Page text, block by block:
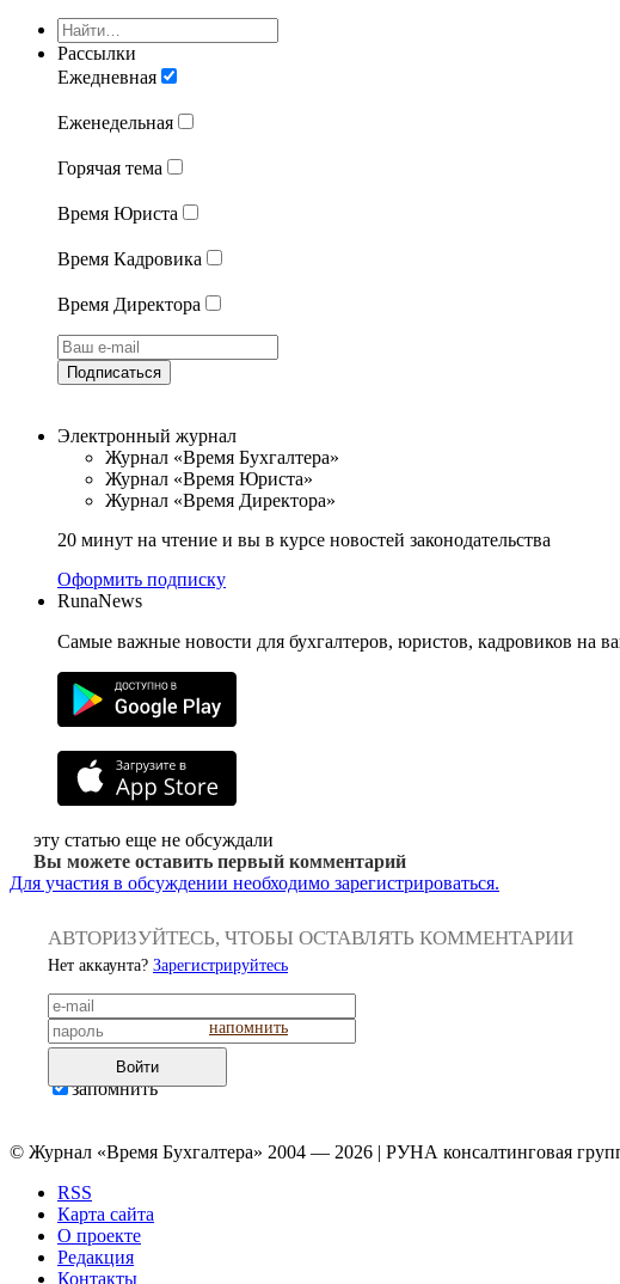
Рассылки
Ежедневная
Еженедельная
Горячая тема
Время Юриста
Время Кадровика
Время Директора
Подписаться
Электронный журнал
Журнал «Время Бухгалтера»
Журнал «Время Юриста»
Журнал «Время Директора»
20 минут на чтение и вы в курсе новостей законодательства
Оформить подписку
RunaNews
Самые важные новости для бухгалтеров, юристов, кадровиков на
эту статью еще не обсуждали
Вы можете оставить первый комментарий
Для участия в обсуждении необходимо зарегистрироваться.
АВТОРИЗУЙТЕСЬ, ЧТОБЫ ОСТАВЛЯТЬ КОММЕНТАРИИ
Нет аккаунта? Зарегистрируйтесь
напомнить
Войти
запомнить
© Журнал «Время Бухгалтера» 2004 — 2026 | РУНА консалтинговая
RSS
Карта сайта
О проекте
Редакция
Контакты